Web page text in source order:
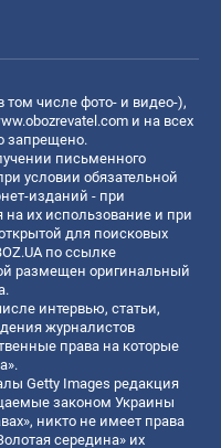
числе фото- и видео-),
и на всех
запрещено.
письменного
условии обязательной
изданий - при
их использование и при
для поисковых
по ссылке
размещен оригинальный
интервью, статьи,
журналистов
права на которые
Getty Images редакция
законом Украины
никто не имеет права
середина» их